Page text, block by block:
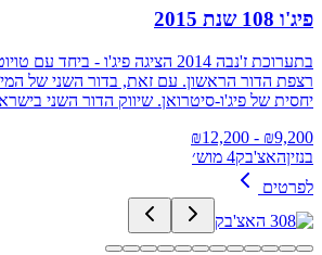
פיג'ו 108 שנת 2015
בתערוכת ז'נבה 2014 הציגה
רצפת הדור הראשון. עם זאת, בדור השני של
יחסית של פיג'ו-סיטרואן. שיווק הדור השני בישראל החל באמצע 2014 והופסק ב-2019. בדור הראשון הדגם נקרא
₪9,200
- ₪
12,200
בנזיןהאצ'בק4 מוש׳
לפרטים